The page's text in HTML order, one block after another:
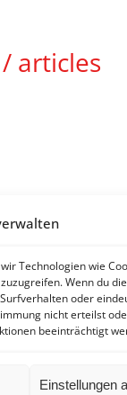
Technologien wie
Wenn du
oder
nicht erteilst
beeinträchtigt
Einstellungen
articles